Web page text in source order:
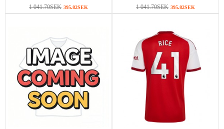
1 041.70SEK 395.82SEK
1 041.70SEK 395.82SEK